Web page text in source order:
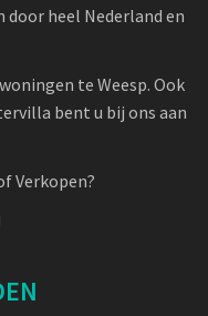
door heel Nederland en
te Weesp. Ook
bent u bij ons aan
Verkopen?